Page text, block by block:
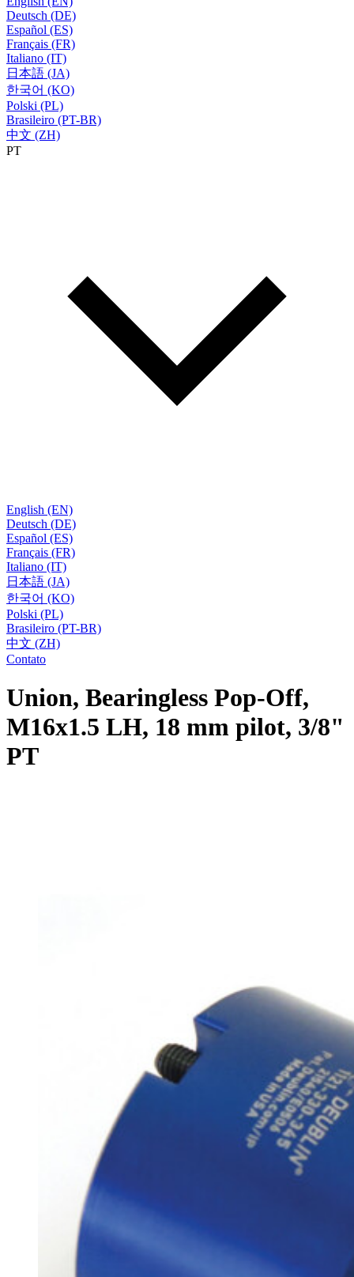
Deutsch (DE)
Español (ES)
Français (FR)
Italiano (IT)
日本語 (JA)
한국어 (KO)
Polski (PL)
Brasileiro (PT-BR)
中文 (ZH)
PT
English (EN)
Deutsch (DE)
Español (ES)
Français (FR)
Italiano (IT)
日本語 (JA)
한국어 (KO)
Polski (PL)
Brasileiro (PT-BR)
中文 (ZH)
Contato
Union, Bearingless Pop-Off,
M16x1.5 LH, 18 mm pilot, 3/8"
PT